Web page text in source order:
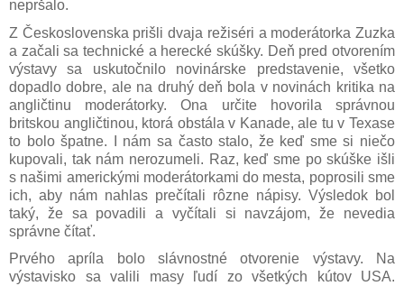
nepršalo.
Z Československa prišli dvaja režiséri a moderátorka Zuzka
a začali sa technické a herecké skúšky. Deň pred otvorením
výstavy sa uskutočnilo novinárske predstavenie, všetko
dopadlo dobre, ale na druhý deň bola v novinách kritika na
angličtinu moderátorky. Ona určite hovorila správnou
britskou angličtinou, ktorá obstála v Kanade, ale tu v Texase
to bolo špatne. I nám sa často stalo, že keď sme si niečo
kupovali, tak nám nerozumeli. Raz, keď sme po skúške išli
s našimi americkými moderátorkami do mesta, poprosili sme
ich, aby nám nahlas prečítali rôzne nápisy. Výsledok bol
taký, že sa povadili a vyčítali si navzájom, že nevedia
správne čítať.
Prvého apríla bolo slávnostné otvorenie výstavy. Na
výstavisko sa valili masy ľudí zo všetkých kútov USA.